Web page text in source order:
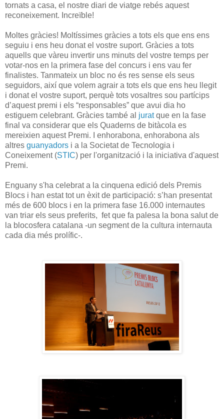
tornats a casa, el nostre diari de viatge rebés aquest
reconeixement. Increïble!
Moltes gràcies! Moltíssimes gràcies a tots els que ens ens
seguiu i ens heu donat el vostre suport. Gràcies a tots
aquells que vàreu invertir uns minuts del vostre temps per
votar-nos en la primera fase del concurs i ens vau fer
finalistes. Tanmateix un bloc no és res sense els seus
seguidors, així que volem agrair a tots els que ens heu llegit
i donat el vostre suport, perquè tots vosaltres sou partícips
d’aquest premi i els “responsables” que avui dia ho
estiguem celebrant. Gràcies també al juratque en la fase
final va considerar que els Quaderns de bitàcola es
mereixien aquest Premi. I enhorabona, enhorabona als
altres guanyadors i a la Societat de Tecnologia i
Coneixement (STIC) per l'organització i la iniciativa d'aquest
Premi.
Enguany s'ha celebrat a la cinquena edició dels Premis
Blocs i han estat tot un èxit de participació: s’han presentat
més de 600 blocs i en la primera fase 16.000 internautes
van triar els seus preferits, fet que fa palesa la bona salut de
la blocosfera catalana -un segment de la cultura internauta
cada dia més prolífic-.